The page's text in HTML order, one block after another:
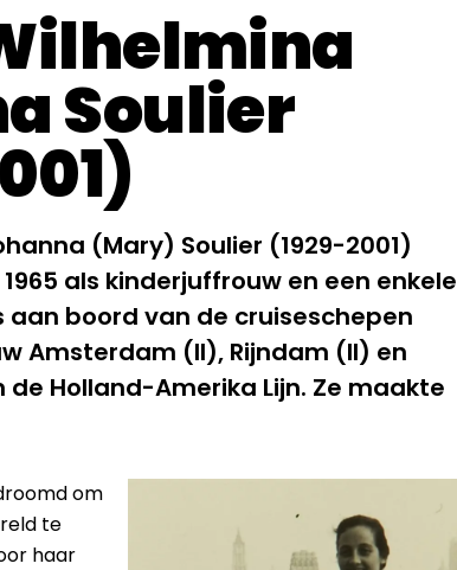
Soulier
(Mary) Soulier (1929-2001)
als kinderjuffrouw en een enkele
aan boord van de cruiseschepen
Amsterdam (II), Rijndam (II) en
Holland-Amerika Lijn. Ze maakte
om
te
haar